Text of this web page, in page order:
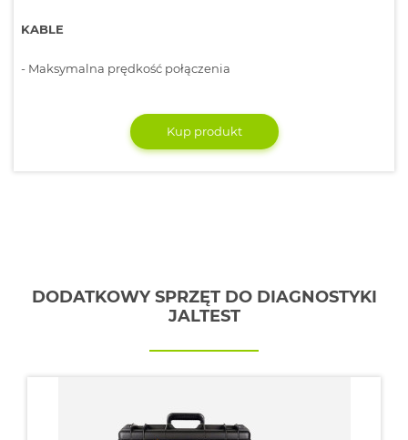
KABLE
- Maksymalna prędkość połączenia
Kup produkt
DODATKOWY SPRZĘT DO DIAGNOSTYKI
JALTEST